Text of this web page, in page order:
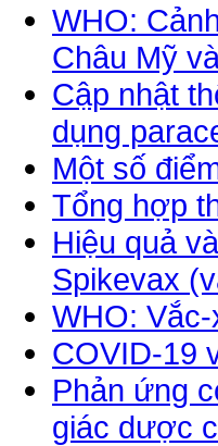
WHO:
Châu Mỹ
Cập nhật
dụng
Một số
Tổng hợp
Hiệu quả
Spikevax
WHO:
COVID-19
Phản ứng
giác dược